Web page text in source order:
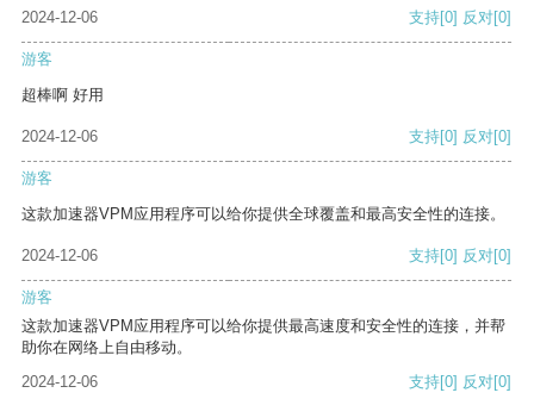
2024-12-06 支持[0] 反对[0]
游客
超棒啊 好用
2024-12-06 支持[0] 反对[0]
游客
这款加速器VPM应用程序可以给你提供全球覆盖和最高安全性的连接。
2024-12-06 支持[0] 反对[0]
游客
这款加速器VPM应用程序可以给你提供最高速度和安全性的连接，并帮
助你在网络上自由移动。
2024-12-06
支持[0] 反对[0]